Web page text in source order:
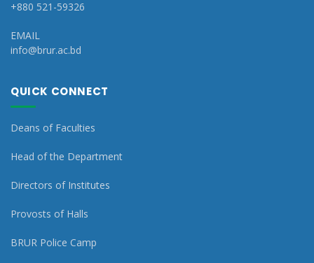
+880 521-59326
EMAIL
info@brur.ac.bd
QUICK CONNECT
Deans of Faculties
Head of the Department
Directors of Institutes
Provosts of Halls
BRUR Police Camp